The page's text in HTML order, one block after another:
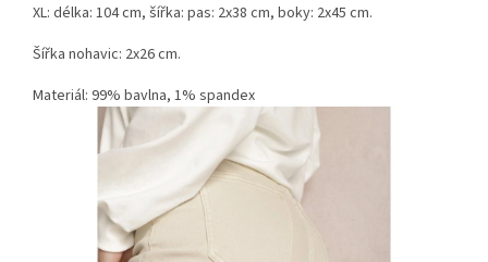
XL: délka: 104 cm, šířka: pas: 2x38 cm, boky: 2x45 cm.
Šířka nohavic: 2x26 cm.
Materiál: 99% bavlna, 1% spandex